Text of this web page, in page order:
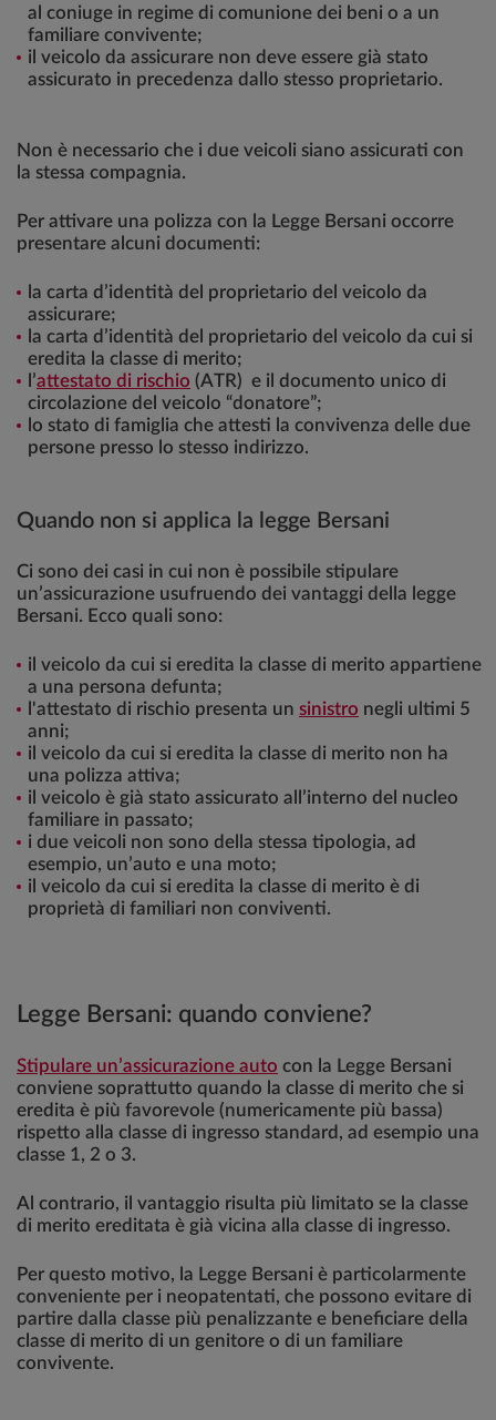
al coniuge in regime di comunione dei beni o a un
familiare convivente;
il veicolo da assicurare non deve essere già stato
assicurato in precedenza dallo stesso proprietario.
Non è necessario che i due veicoli siano assicurati con
la stessa compagnia.
Per attivare una polizza con la Legge Bersani occorre
presentare alcuni documenti:
la carta d’identità del proprietario del veicolo da
assicurare;
la carta d’identità del proprietario del veicolo da cui si
eredita la classe di merito;
l’attestato di rischio (ATR) e il documento unico di
circolazione del veicolo “donatore”;
lo stato di famiglia che attesti la convivenza delle due
persone presso lo stesso indirizzo.
Quando non si applica la legge Bersani
Ci sono dei casi in cui non è possibile stipulare
un’assicurazione usufruendo dei vantaggi della legge
Bersani. Ecco quali sono:
il veicolo da cui si eredita la classe di merito appartiene
a una persona defunta;
l'attestato di rischio presenta un sinistro negli ultimi 5
anni;
il veicolo da cui si eredita la classe di merito non ha
una polizza attiva;
il veicolo è già stato assicurato all’interno del nucleo
familiare in passato;
i due veicoli non sono della stessa tipologia, ad
esempio, un’auto e una moto;
il veicolo da cui si eredita la classe di merito è di
proprietà di familiari non conviventi.
Legge Bersani: quando conviene?
Stipulare un’assicurazione auto con la Legge Bersani
conviene soprattutto quando la classe di merito che si
eredita è più favorevole (numericamente più bassa)
rispetto alla classe di ingresso standard, ad esempio una
classe 1, 2 o 3.
Al contrario, il vantaggio risulta più limitato se la classe
di merito ereditata è già vicina alla classe di ingresso.
Per questo motivo, la Legge Bersani è particolarmente
conveniente per i neopatentati, che possono evitare di
partire dalla classe più penalizzante e beneficiare della
classe di merito di un genitore o di un familiare
convivente.